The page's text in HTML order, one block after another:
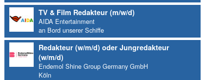
TV & Film Redakteur (m/w/d)
AIDA Entertainment
an Bord unserer Schiffe
Redakteur (w/m/d) oder Jungredakteur
(w/m/d)
Endemol Shine Group Germany GmbH
Köln